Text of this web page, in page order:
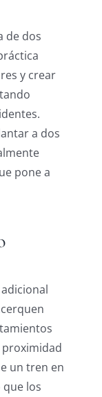
de dos
y crear
a dos
pone a
proximidad
un tren en
los